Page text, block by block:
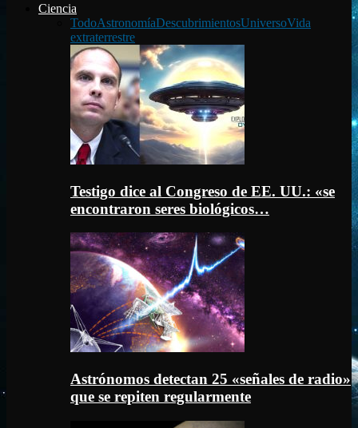
Ciencia
TodoAstronomíaDescubrimientosUniversoVida
extraterrestre
Testigo dice al Congreso de EE. UU.: «se
encontraron seres biológicos…
Astrónomos detectan 25 «señales de radio»
que se repiten regularmente